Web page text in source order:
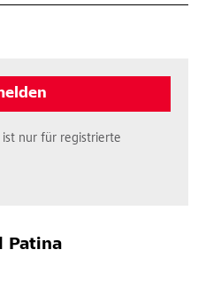
ist nur für registrierte
Patina